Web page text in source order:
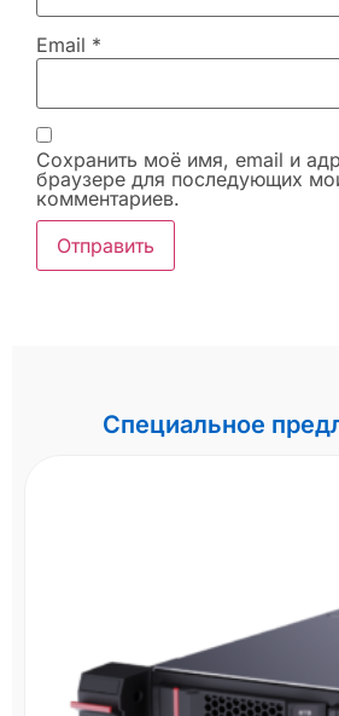
Email *
Сохранить моё имя, email и
браузере для последующих
комментариев.
Специальное